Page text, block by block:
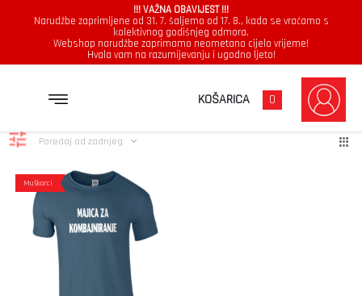
!!! VAŽNA OBAVIJEST !!!
Narudžbe zaprimljene od 31. 7. šaljemo od 17. 8., kada se vraćamo s
kolektivnog godišnjeg odmora.
Webshop narudžbe zaprimamo neometano cijelo vrijeme!
Hvala vam na razumijevanju i ugodno ljeto!
KOŠARICA 0
kombajn Prikazuje se jedan rezultat
Poredaj od zadnjeg
Muškarci